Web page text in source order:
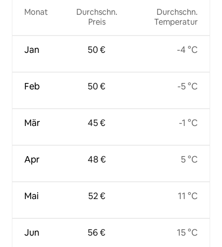
Monat
Jan
Feb
Mär
Apr
Mai
Jun
Durchschn.
Preis
50 €
50 €
45 €
48 €
52 €
56 €
Durchschn.
Temperatur
-4 °C
-5 °C
-1 °C
5 °C
11 °C
15 °C